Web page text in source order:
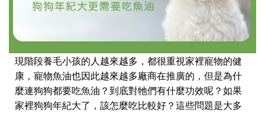
現階段養毛小孩的人越來越多，都很重視家裡寵物的健
康，寵物魚油也因此越來越多廠商在推廣的，但是為什
麼連狗狗都要吃魚油？到底對牠們有什麼功效呢？如果
家裡狗狗年紀大了，該怎麼吃比較好？這些問題是大多